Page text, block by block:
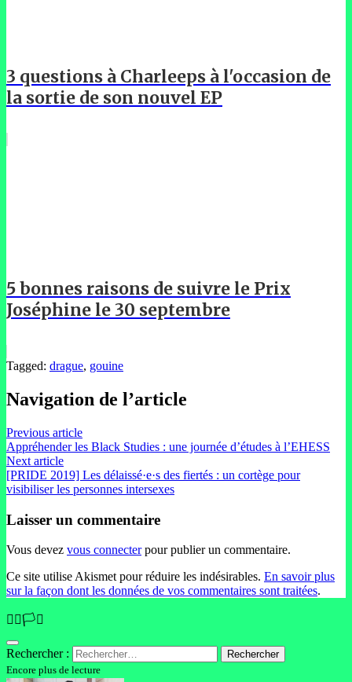
3 questions à Charleeps à l'occasion de
la sortie de son nouvel EP
5 bonnes raisons de suivre le Prix
Joséphine le 30 septembre
Tagged: drague, gouine
Navigation de l’article
Previous article
Appréhender les Black Studies : une journée d’études à l’EHESS
Next article
[PRIDE 2019] Les délaissé·e·s des fiertés : un cortège pour
visibiliser les personnes intersexes
Laisser un commentaire
Vous devez vous connecterpour publier un commentaire.
Ce site utilise Akismet pour réduire les indésirables. En savoir plus
sur la façon dont les données de vos commentaires sont traitées.
🏳️‍🌈🏳️‍⚧️
Rechercher :
Encore plus de lecture